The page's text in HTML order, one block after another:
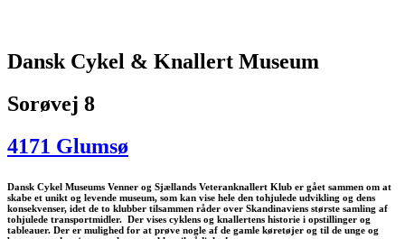
Dansk Cykel & Knallert Museum
Sorøvej 8
4171 Glumsø
Dansk Cykel Museums Venner og Sjællands Veteranknallert Klub er gået sammen om at
skabe et unikt og levende museum, som kan vise hele den tohjulede udvikling og dens
konsekvenser, idet de to klubber tilsammen råder over Skandinaviens største samling af
tohjulede transportmidler. Der vises cyklens og knallertens historie i opstillinger og
tableauer. Der er mulighed for at prøve nogle af de gamle køretøjer og til de unge og